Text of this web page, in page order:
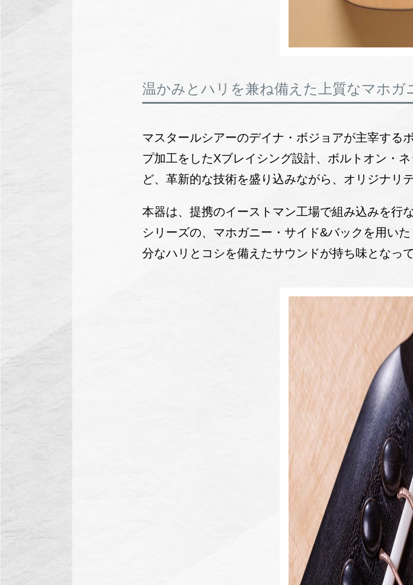
温かみとハリを兼ね備えた上質なマホガ
マスタールシアーのデイナ・ボジョアが主宰する
プ加工をしたXブレイシング設計、ボルトオン・
ど、革新的な技術を盛り込みながら、オリジナリ
本器は、提携のイーストマン工場で組み込みを行
シリーズの、マホガニー・サイド&バックを用い
分なハリとコシを備えたサウンドが持ち味となって